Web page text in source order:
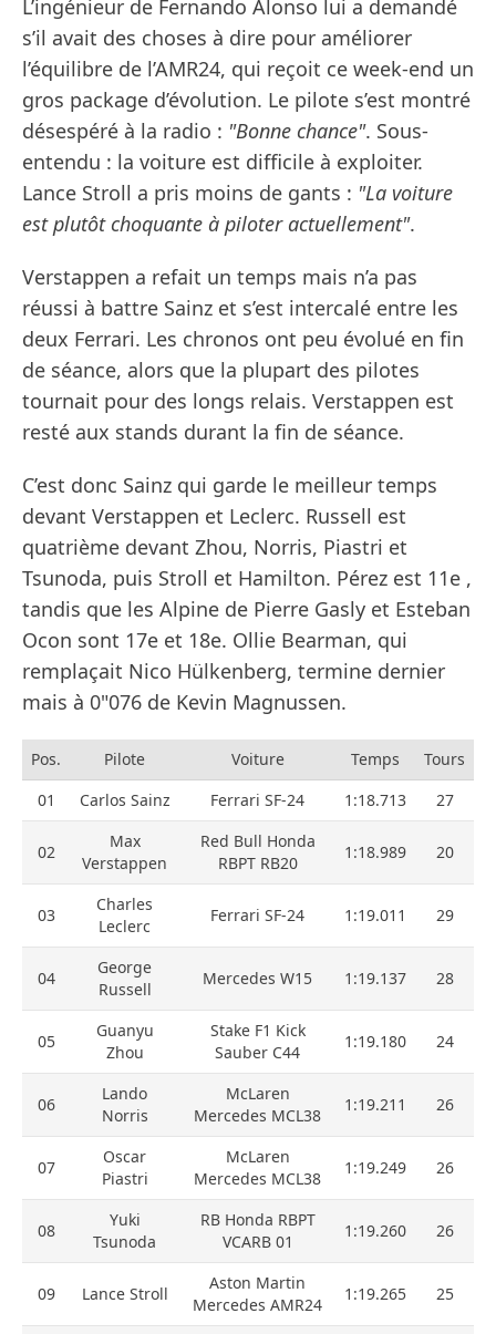
L’ingénieur de Fernando Alonso lui a demandé
s’il avait des choses à dire pour améliorer
l’équilibre de l’AMR24, qui reçoit ce week-end un
gros package d’évolution. Le pilote s’est montré
désespéré à la radio : "Bonne chance". Sous-
entendu : la voiture est difficile à exploiter.
Lance Stroll a pris moins de gants : "La voiture
est plutôt choquante à piloter actuellement".
Verstappen a refait un temps mais n’a pas
réussi à battre Sainz et s’est intercalé entre les
deux Ferrari. Les chronos ont peu évolué en fin
de séance, alors que la plupart des pilotes
tournait pour des longs relais. Verstappen est
resté aux stands durant la fin de séance.
C’est donc Sainz qui garde le meilleur temps
devant Verstappen et Leclerc. Russell est
quatrième devant Zhou, Norris, Piastri et
Tsunoda, puis Stroll et Hamilton. Pérez est 11e ,
tandis que les Alpine de Pierre Gasly et Esteban
Ocon sont 17e et 18e. Ollie Bearman, qui
remplaçait Nico Hülkenberg, termine dernier
mais à 0"076 de Kevin Magnussen.
Pos. Pilote Voiture Temps
Tours
01
Carlos Sainz Ferrari SF-24 1:18.713 27
02
Max
Verstappen
Red Bull Honda
RBPT RB20
1:18.989 20
03
Charles
Leclerc
Ferrari SF-24 1:19.011 29
04
George
Russell
Mercedes W15 1:19.137 28
05
Guanyu
Zhou
Stake F1 Kick
Sauber C44
1:19.180 24
06
Lando
Norris
McLaren
Mercedes MCL38
1:19.211 26
07
Oscar
Piastri
McLaren
Mercedes MCL38
1:19.249 26
08
Yuki
Tsunoda
RB Honda RBPT
VCARB 01
1:19.260 26
09 Lance Stroll
Aston Martin
Mercedes AMR24
1:19.265 25